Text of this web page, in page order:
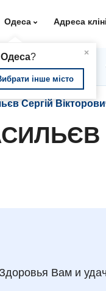
Одеса
×
Одеса?
інше місто
Адреса
Стаціонар
Сергій
Вам и